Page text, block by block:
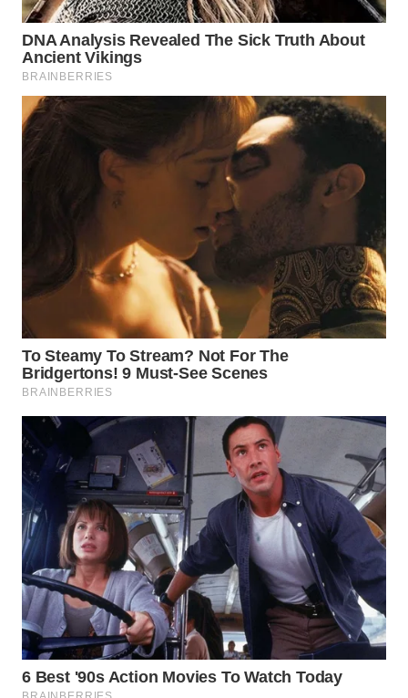
WN
PURWAKARTA
WN
PRIANGAN
TIMUR
BOROBUDUR
WN
MADURA
WN
SURABAYA
NATUNA
WN
BINTAN
WN
MANDALIKA